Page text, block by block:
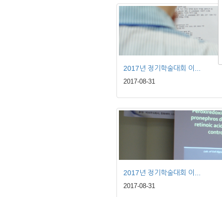
2017년 정기학술대회 이...
2017-08-31
2017년 정기학술대회 이...
2017-08-31